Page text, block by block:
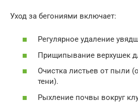
Уход за бегониями включает:
Регулярное удаление
Прищипывание верхушек
Очистка листьев от пыли
тени).
Рыхление почвы вокруг